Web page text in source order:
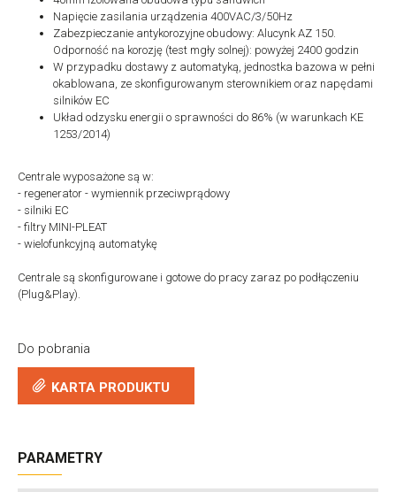
Napięcie zasilania urządzenia 400VAC/3/50Hz
Zabezpieczanie antykorozyjne obudowy: Alucynk AZ 150.
Odporność na korozję (test mgły solnej): powyżej 2400 godzin
W przypadku dostawy z automatyką, jednostka bazowa w pełni
okablowana, ze skonfigurowanym sterownikiem oraz napędami
silników EC
Układ odzysku energii o sprawności do 86% (w warunkach KE
1253/2014)
Centrale wyposażone są w:
- regenerator - wymiennik przeciwprądowy
- silniki EC
- filtry MINI-PLEAT
- wielofunkcyjną automatykę
Centrale są skonfigurowane i gotowe do pracy zaraz po podłączeniu
(Plug&Play).
Do pobrania
KARTA PRODUKTU
PARAMETRY